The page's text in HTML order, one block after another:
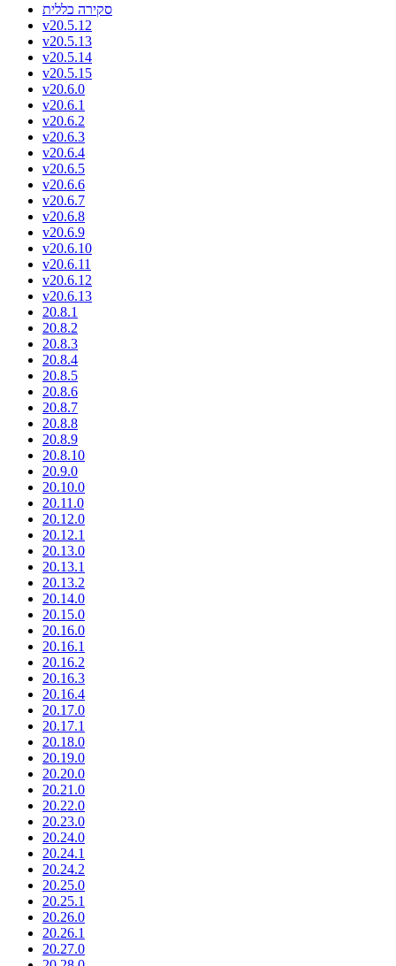
סקירה כללית
v20.5.12
v20.5.13
v20.5.14
v20.5.15
v20.6.0
v20.6.1
v20.6.2
v20.6.3
v20.6.4
v20.6.5
v20.6.6
v20.6.7
v20.6.8
v20.6.9
v20.6.10
v20.6.11
v20.6.12
v20.6.13
20.8.1
20.8.2
20.8.3
20.8.4
20.8.5
20.8.6
20.8.7
20.8.8
20.8.9
20.8.10
20.9.0
20.10.0
20.11.0
20.12.0
20.12.1
20.13.0
20.13.1
20.13.2
20.14.0
20.15.0
20.16.0
20.16.1
20.16.2
20.16.3
20.16.4
20.17.0
20.17.1
20.18.0
20.19.0
20.20.0
20.21.0
20.22.0
20.23.0
20.24.0
20.24.1
20.24.2
20.25.0
20.25.1
20.26.0
20.26.1
20.27.0